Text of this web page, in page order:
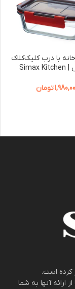
با درب کلیک‌کلاک
زیمکس | Simax Kitchen
Lidتومان
شروع به کار کرده است.
ارائه آنها به شما